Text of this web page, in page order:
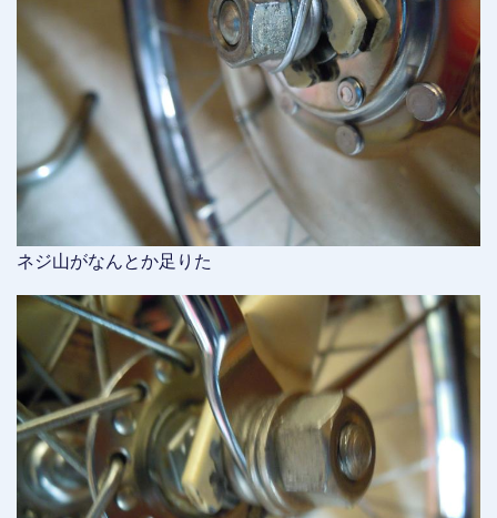
ネジ山がなんとか足りた